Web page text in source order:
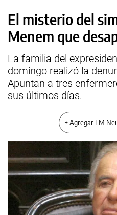
El misterio del
Menem que
La familia del
domingo realizó la
Apuntan a tres
sus últimos días.
+ Agregar LM